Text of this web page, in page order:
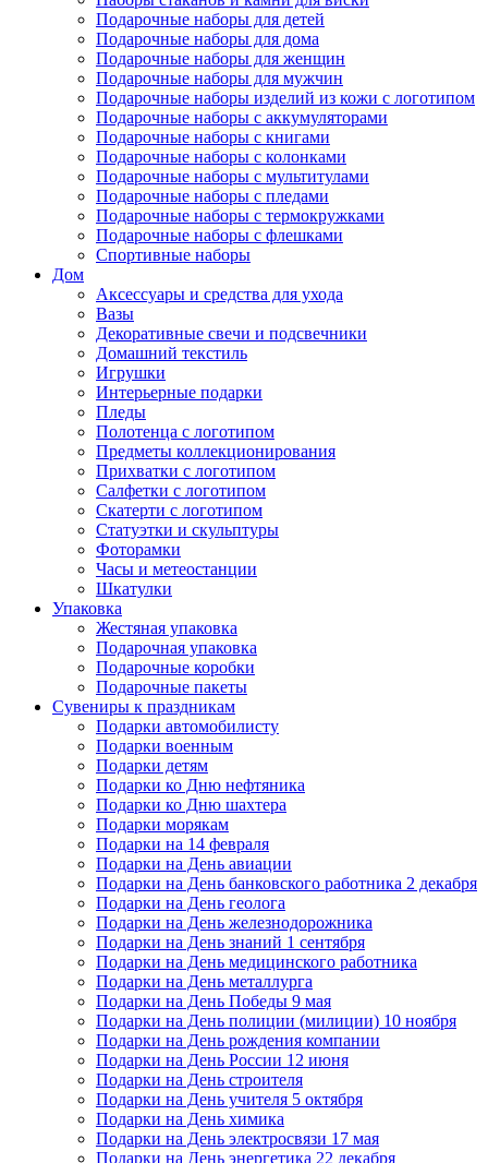
Подарочные наборы для детей
Подарочные наборы для дома
Подарочные наборы для женщин
Подарочные наборы для мужчин
Подарочные наборы изделий из кожи с логотипом
Подарочные наборы с аккумуляторами
Подарочные наборы с книгами
Подарочные наборы с колонками
Подарочные наборы с мультитулами
Подарочные наборы с пледами
Подарочные наборы с термокружками
Подарочные наборы с флешками
Спортивные наборы
Дом
Аксессуары и средства для ухода
Вазы
Декоративные свечи и подсвечники
Домашний текстиль
Игрушки
Интерьерные подарки
Пледы
Полотенца с логотипом
Предметы коллекционирования
Прихватки с логотипом
Салфетки с логотипом
Скатерти с логотипом
Статуэтки и скульптуры
Фоторамки
Часы и метеостанции
Шкатулки
Упаковка
Жестяная упаковка
Подарочная упаковка
Подарочные коробки
Подарочные пакеты
Сувениры к праздникам
Подарки автомобилисту
Подарки военным
Подарки детям
Подарки ко Дню нефтяника
Подарки ко Дню шахтера
Подарки морякам
Подарки на 14 февраля
Подарки на День авиации
Подарки на День банковского работника 2 декабря
Подарки на День геолога
Подарки на День железнодорожника
Подарки на День знаний 1 сентября
Подарки на День медицинского работника
Подарки на День металлурга
Подарки на День Победы 9 мая
Подарки на День полиции (милиции) 10 ноября
Подарки на День рождения компании
Подарки на День России 12 июня
Подарки на День строителя
Подарки на День учителя 5 октября
Подарки на День химика
Подарки на День электросвязи 17 мая
Подарки на День энергетика 22 декабря